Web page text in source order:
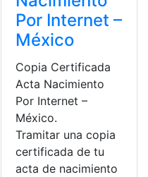
Por Internet –
México
Copia Certificada
Acta Nacimiento
Por Internet –
México.
Tramitar una copia
certificada de tu
acta de nacimiento